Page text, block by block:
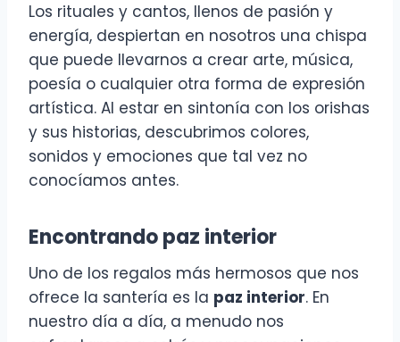
Los rituales y cantos, llenos de pasión y
energía, despiertan en nosotros una chispa
que puede llevarnos a crear arte, música,
poesía o cualquier otra forma de expresión
artística. Al estar en sintonía con los orishas
y sus historias, descubrimos colores,
sonidos y emociones que tal vez no
conocíamos antes.
Encontrando paz interior
Uno de los regalos más hermosos que nos
ofrece la santería es la paz interior. En
nuestro día a día, a menudo nos